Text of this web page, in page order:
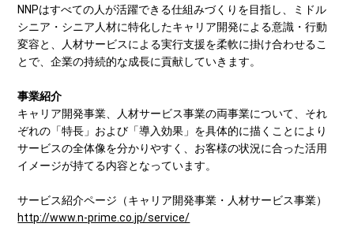
NNPはすべての人が活躍できる仕組みづくりを目指し、ミドル
シニア・シニア人材に特化したキャリア開発による意識・行動
変容と、人材サービスによる実行支援を柔軟に掛け合わせるこ
とで、企業の持続的な成長に貢献していきます。
事業紹介
キャリア開発事業、人材サービス事業の両事業について、それ
ぞれの「特長」および「導入効果」を具体的に描くことにより
サービスの全体像を分かりやすく、お客様の状況に合った活用
イメージが持てる内容となっています。
サービス紹介ページ（キャリア開発事業・人材サービス事業）
http://www.n-prime.co.jp/service/